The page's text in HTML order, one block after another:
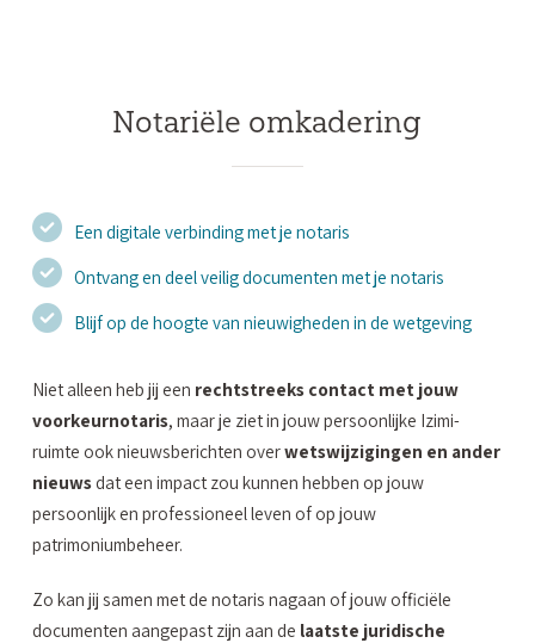
Notariële omkadering
Een digitale verbinding met je notaris
Ontvang en deel veilig documenten met je notaris
Blijf op de hoogte van nieuwigheden in de wetgeving
Niet alleen heb jij een rechtstreeks contact met jouw
voorkeurnotaris, maar je ziet in jouw persoonlijke Izimi-
ruimte ook nieuwsberichten overwetswijzigingen en ander
nieuwsdat een impact zou kunnen hebben op jouw
persoonlijk en professioneel leven of op jouw
patrimoniumbeheer.
Zo kan jij samen met de notaris nagaan of jouw officiële
documenten aangepast zijn aan de laatste juridische